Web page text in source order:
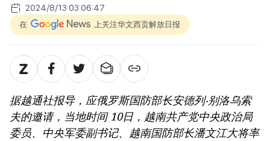
2024/8/13 03:06:47
在 上关注华文西贡解放日报
据越通社报导，应俄罗斯国防部长安德列‧别洛乌索
夫的邀请，当地时间 10日，越南共产党中央政治局
委员、中央军委副书记、越南国防部长潘文江大将率